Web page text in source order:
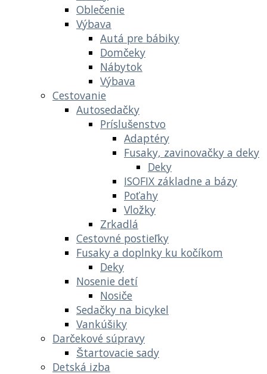
Oblečenie
Výbava
Autá pre bábiky
Domčeky
Nábytok
Výbava
Cestovanie
Autosedačky
Príslušenstvo
Adaptéry
Fusaky, zavinovačky a deky
Deky
ISOFIX základne a bázy
Poťahy
Vložky
Zrkadlá
Cestovné postieľky
Fusaky a doplnky ku kočíkom
Deky
Nosenie detí
Nosiče
Sedačky na bicykel
Vankúšiky
Darčekové súpravy
Štartovacie sady
Detská izba